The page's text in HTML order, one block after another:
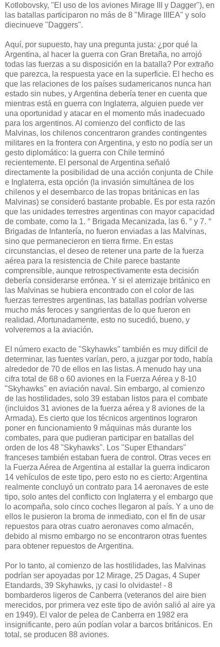
Kotlobovsky, "El uso de los aviones Mirage III y Dagger"), en
las batallas participaron no más de 8 "Mirage IIIEA" y solo
diecinueve "Daggers".
Aquí, por supuesto, hay una pregunta justa: ¿por qué la
Argentina, al hacer la guerra con Gran Bretaña, no arrojó
todas las fuerzas a su disposición en la batalla? Por extraño
que parezca, la respuesta yace en la superficie. El hecho es
que las relaciones de los países sudamericanos nunca han
estado sin nubes, y Argentina debería tener en cuenta que
mientras está en guerra con Inglaterra, alguien puede ver
una oportunidad y atacar en el momento más inadecuado
para los argentinos. Al comienzo del conflicto de las
Malvinas, los chilenos concentraron grandes contingentes
militares en la frontera con Argentina, y esto no podía ser un
gesto diplomático: la guerra con Chile terminó
recientemente. El personal de Argentina señaló
directamente la posibilidad de una acción conjunta de Chile
e Inglaterra, esta opción (la invasión simultánea de los
chilenos y el desembarco de las tropas británicas en las
Malvinas) se consideró bastante probable. Es por esta razón
que las unidades terrestres argentinas con mayor capacidad
de combate, como la 1. ° Brigada Mecanizada, las 6. ° y 7. °
Brigadas de Infantería, no fueron enviadas a las Malvinas,
sino que permanecieron en tierra firme. En estas
circunstancias, el deseo de retener una parte de la fuerza
aérea para la resistencia de Chile parece bastante
comprensible, aunque retrospectivamente esta decisión
debería considerarse errónea. Y si el aterrizaje británico en
las Malvinas se hubiera encontrado con el color de las
fuerzas terrestres argentinas, las batallas podrían volverse
mucho más feroces y sangrientas de lo que fueron en
realidad. Afortunadamente, esto no sucedió, bueno, y
volveremos a la aviación.
El número exacto de "Skyhawks" también es muy difícil de
determinar, las fuentes varían, pero, a juzgar por todo, había
alrededor de 70 de ellos en las listas. A menudo hay una
cifra total de 68 o 60 aviones en la Fuerza Aérea y 8-10
"Skyhawks" en aviación naval. Sin embargo, al comienzo
de las hostilidades, solo 39 estaban listos para el combate
(incluidos 31 aviones de la fuerza aérea y 8 aviones de la
Armada). Es cierto que los técnicos argentinos lograron
poner en funcionamiento 9 máquinas más durante los
combates, para que pudieran participar en batallas del
orden de los 48 "Skyhawks". Los "Super Ethandars"
franceses también estaban fuera de control. Otras veces en
la Fuerza Aérea de Argentina al estallar la guerra indicaron
14 vehículos de este tipo, pero esto no es cierto: Argentina
realmente concluyó un contrato para 14 aeronaves de este
tipo, solo antes del conflicto con Inglaterra y el embargo que
lo acompaña, solo cinco coches llegaron al país. Y a uno de
ellos le pusieron la broma de inmediato, con el fin de usar
repuestos para otras cuatro aeronaves como almacén,
debido al mismo embargo no se encontraron otras fuentes
para obtener repuestos de Argentina.
Por lo tanto, al comienzo de las hostilidades, las Malvinas
podrían ser apoyadas por 12 Mirage, 25 Dagas, 4 Super
Etandards, 39 Skyhawks, ¡y casi lo olvidaste! - 8
bombarderos ligeros de Canberra (veteranos del aire bien
merecidos, por primera vez este tipo de avión salió al aire ya
en 1949). El valor de pelea de Canberra en 1982 era
insignificante, pero aún podían volar a barcos británicos. En
total, se producen 88 aviones.